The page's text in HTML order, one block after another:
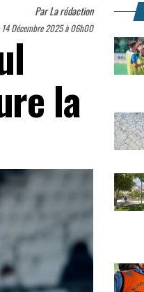
ParLa rédaction
14 Décembre 2025 à 06h00
la